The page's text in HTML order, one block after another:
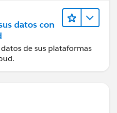
datos con
de sus plataformas